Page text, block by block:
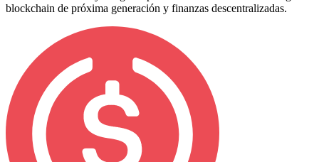
blockchain de próxima generación y finanzas descentralizadas.